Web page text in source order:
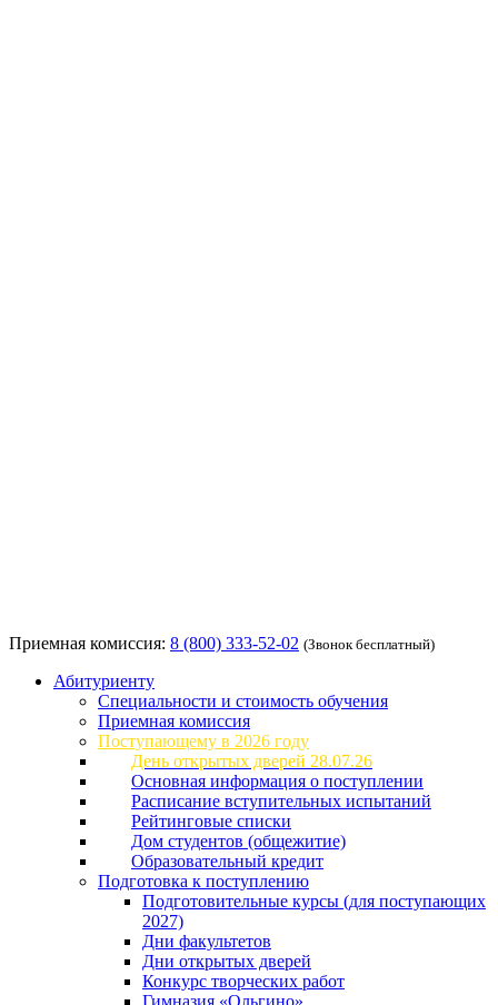
Приемная комиссия: 8 (800) 333-52-02 (Звонок бесплатный)
Абитуриенту
Специальности и стоимость обучения
Приемная комиссия
Поступающему в 2026 году
День открытых дверей 28.07.26
Основная информация о поступлении
Расписание вступительных испытаний
Рейтинговые списки
Дом студентов (общежитие)
Образовательный кредит
Подготовка к поступлению
Подготовительные курсы (для поступающих
2027)
Дни факультетов
Дни открытых дверей
Конкурс творческих работ
Гимназия «Ольгино»